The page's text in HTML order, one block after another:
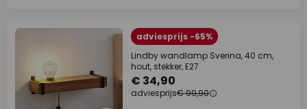
adviesprijs -65%
Lindby wandlamp Sverina, 40 cm,
hout, stekker, E27
€ 34,90
adviesprijs€ 99,90